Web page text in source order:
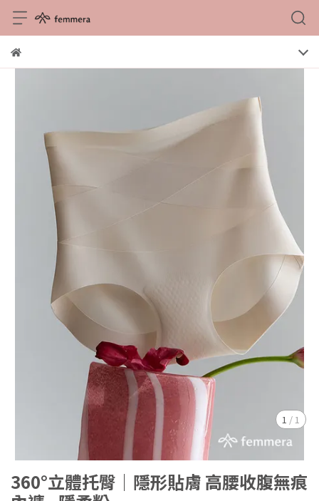
1 / 1
360°立體托臀｜隱形貼膚 高腰收腹無痕